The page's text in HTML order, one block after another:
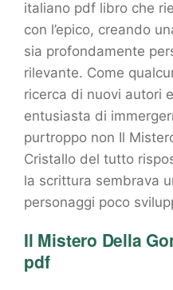
italiano pdf libro che
con l’epico, creando
sia profondamente
rilevante. Come
ricerca di nuovi autori
entusiasta di
purtroppo non Il
Cristallo del tutto
la scrittura sembrava
personaggi poco
Il Mistero Della
pdf